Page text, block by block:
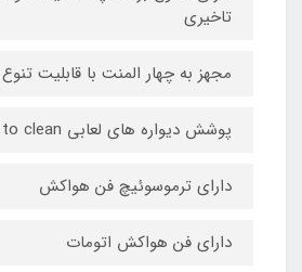
تاخیری
مجهز به چهار المنت با قابلیت
پوشش دیواره های لعابی Easy to clean
دارای ترموسوئیچ فن هواکش
دارای فن هواکش اتومات